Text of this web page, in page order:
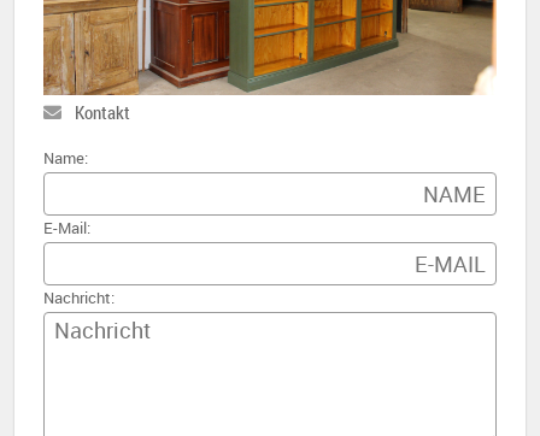
Kontakt
Name:
E-Mail:
Nachricht: